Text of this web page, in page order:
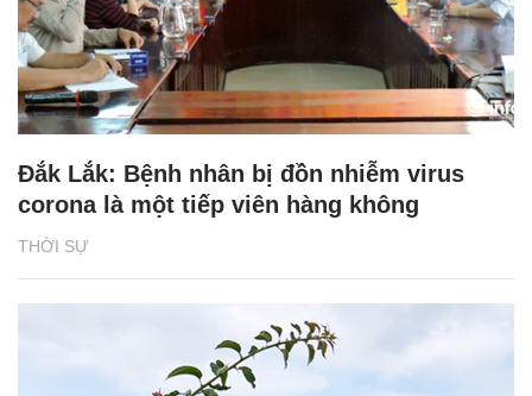
THỜI SỰ
Đắk Lắk: Bệnh nhân bị đồn nhiễm virus
corona là một tiếp viên hàng không